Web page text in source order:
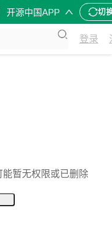
开源中国APP 切
登录
暂无权限或已删除